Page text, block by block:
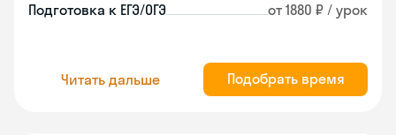
Подготовка к ЕГЭ/ОГЭ от 1880 ₽ / урок
Читать дальше Подобрать время